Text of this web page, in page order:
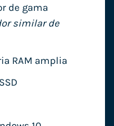
de gama
similar de
RAM amplia